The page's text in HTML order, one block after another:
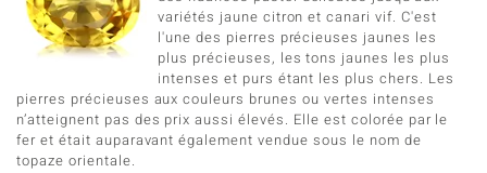
variétés jaune citron et canari vif. C'est
l'une des pierres précieuses jaunes les
plus précieuses, les tons jaunes les plus
intenses et purs étant les plus chers. Les
pierres précieuses aux couleurs brunes ou vertes intenses
n’atteignent pas des prix aussi élevés. Elle est colorée par le
fer et était auparavant également vendue sous le nom de
topaze orientale.